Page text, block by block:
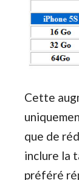
Cette
que de
inclure la
préféré